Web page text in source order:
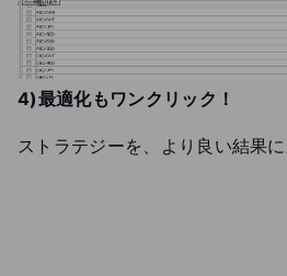
4)最適化もワンクリック！
ストラテジーを、より良い結果